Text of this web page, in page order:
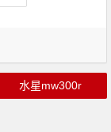
水星mw300r